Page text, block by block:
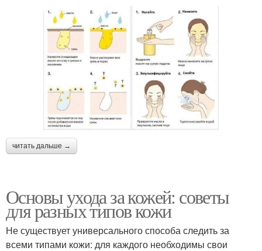
читать дальше →
Основы ухода за кожей: советы
для разных типов кожи
Не существует универсального способа следить за
всеми типами кожи: для каждого необходимы свои